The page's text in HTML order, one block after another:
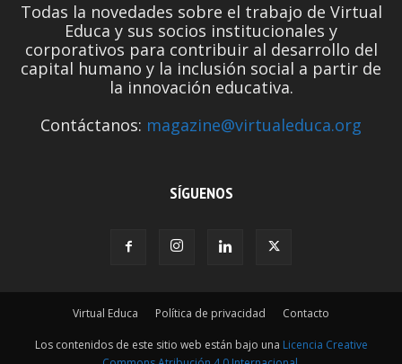
Todas la novedades sobre el trabajo de Virtual
Educa y sus socios institucionales y
corporativos para contribuir al desarrollo del
capital humano y la inclusión social a partir de
la innovación educativa.
Contáctanos: magazine@virtualeduca.org
SÍGUENOS
Virtual Educa Política de privacidad Contacto
Los contenidos de este sitio web están bajo una Licencia Creative